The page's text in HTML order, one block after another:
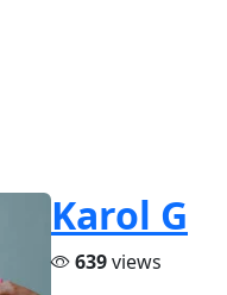
Karol G
639views